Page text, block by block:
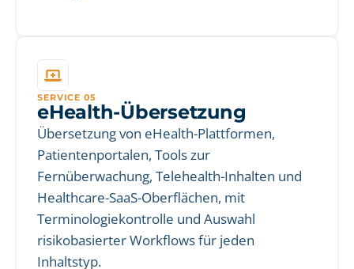
SERVICE 05
eHealth-Übersetzung
Übersetzung von eHealth-Plattformen,
Patientenportalen, Tools zur
Fernüberwachung, Telehealth-Inhalten und
Healthcare-SaaS-Oberflächen, mit
Terminologiekontrolle und Auswahl
risikobasierter Workflows für jeden
Inhaltstyp.